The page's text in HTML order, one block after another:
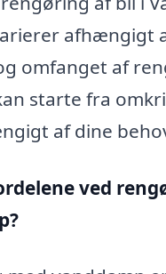
afhængigt
omfanget af
starte fra
af dine
ved